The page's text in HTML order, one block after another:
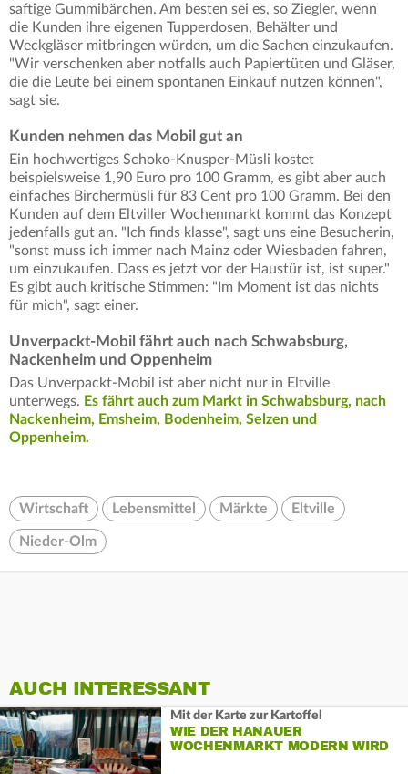
saftige Gummibärchen. Am besten sei es, so Ziegler, wenn
die Kunden ihre eigenen Tupperdosen, Behälter und
Weckgläser mitbringen würden, um die Sachen einzukaufen.
"Wir verschenken aber notfalls auch Papiertüten und Gläser,
die die Leute bei einem spontanen Einkauf nutzen können",
sagt sie.
Kunden nehmen das Mobil gut an
Ein hochwertiges Schoko-Knusper-Müsli kostet
beispielsweise 1,90 Euro pro 100 Gramm, es gibt aber auch
einfaches Birchermüsli für 83 Cent pro 100 Gramm. Bei den
Kunden auf dem Eltviller Wochenmarkt kommt das Konzept
jedenfalls gut an. "Ich finds klasse", sagt uns eine Besucherin,
"sonst muss ich immer nach Mainz oder Wiesbaden fahren,
um einzukaufen. Dass es jetzt vor der Haustür ist, ist super."
Es gibt auch kritische Stimmen: "Im Moment ist das nichts
für mich", sagt einer.
Unverpackt-Mobil fährt auch nach Schwabsburg,
Nackenheim und Oppenheim
Das Unverpackt-Mobil ist aber nicht nur in Eltville
unterwegs. Es fährt auch zum Markt in Schwabsburg, nach
Nackenheim, Emsheim, Bodenheim, Selzen und
Oppenheim.
Wirtschaft Lebensmittel Märkte Eltville
Nieder-Olm
AUCH INTERESSANT
Mit der Karte zur Kartoffel
WIE DER HANAUER
WOCHENMARKT MODERN WIRD